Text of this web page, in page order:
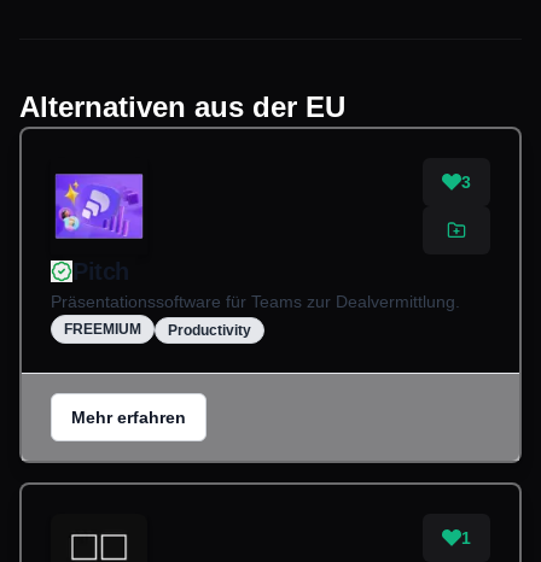
Alternativen aus der EU
3
Pitch
Präsentationssoftware für Teams zur Dealvermittlung.
FREEMIUM Productivity
Mehr erfahren
1